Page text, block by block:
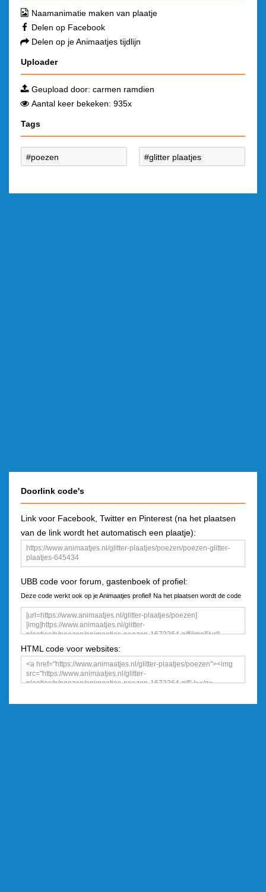
Naamanimatie maken van plaatje
Delen op Facebook
Delen op je Animaatjes tijdlijn
Uploader
Geupload door: carmen ramdien
Aantal keer bekeken: 935x
Tags
poezen glitter plaatjes
Doorlink code's
Link voor Facebook, Twitter en Pinterest (na het plaatsen
van de link wordt het automatisch een plaatje):
UBB code voor forum, gastenboek of profiel:
Deze code werkt ook op je Animaatjes profiel! Na het plaatsen wordt de code
een plaatje
HTML code voor websites: